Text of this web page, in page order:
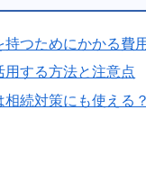
持つためにかかる費
用する方法と注意点
続対策にも使える？